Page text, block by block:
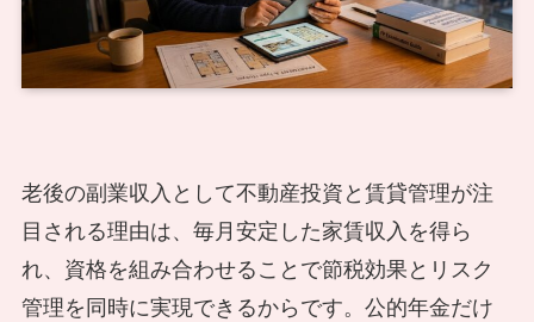
老後の副業収入として不動産投資と賃貸管理が注
目される理由は、毎月安定した家賃収入を得ら
れ、資格を組み合わせることで節税効果とリスク
管理を同時に実現できるからです。公的年金だけ